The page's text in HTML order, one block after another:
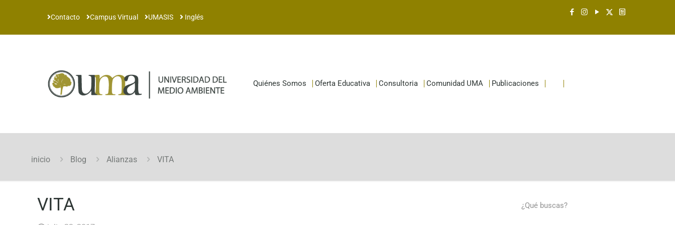
Contacto Campus Virtual UMASIS Inglés
Quiénes Somos Oferta Educativa Consultoria Comunidad UMA Publicaciones
inicio Blog Alianzas VITA
VITA